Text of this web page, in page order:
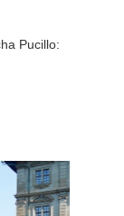
Pucillo: